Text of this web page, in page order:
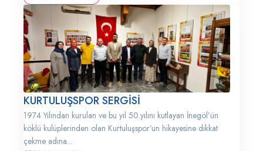
KURTULUŞSPOR SERGİSİ
1974 Yılından kurulan ve bu yıl 50.yılını kutlayan İnegöl’ün
köklü kulüplerinden olan Kurtuluşspor’un hikayesine dikkat
çekme adına...